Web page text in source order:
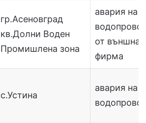
гр.Асеновград
кв.Долни Воден
Промишлена зона
авария на
от външна
фирма
с.Устина
авария на